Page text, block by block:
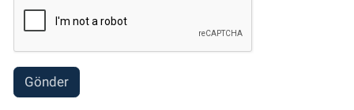
Gönder